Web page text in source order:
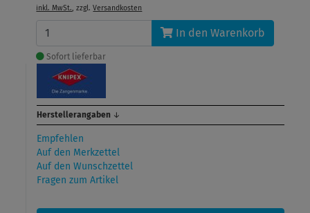
inkl. MwSt., zzgl.Versandkosten
In den Warenkorb
Sofort lieferbar
Herstellerangaben ↓
Empfehlen
Auf den Merkzettel
Auf den Wunschzettel
Fragen zum Artikel